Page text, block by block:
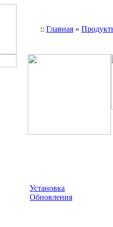
:: Главная »
Установка
Обновления